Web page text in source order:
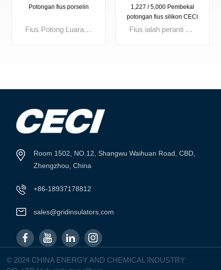
Potongan fius porselin
Fius Potong Luaran Voltan berkadar: 3kV, 10kV, 15kV, 24kV, 27kV, 33kV, 36kV Arus sehingga: 100A, 200A
LIHAT LEBIH
LANJUT
1,227 / 5,000 Pembekal
potongan fius silikon CECI
11kV fius yang sangat baik
Fius ialah peranti perlindungan arus lebih padat yang mencairkan elemen dalamannya apabila arus melebihi had yang ditetapkan, serta-merta mengganggu litar. Digunakan secara meluas dalam pengagihan kuasa, suis, transformer dan panel kawalan, fius berkualiti tinggi memastikan pengasingan kerosakan pantas, meningkatkan keselamatan litar dan meningkatkan kebolehpercayaan sistem.
Room 1502, NO.12, Shangwu Waihuan Road, CBD,
Zhengzhou, China
+86-18937178812
sales@gridinsulators.com
© 2024 CHINA ENERGY AND CHEMICAL INDUSTRY